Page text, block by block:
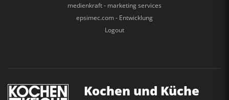
medienkraft - marketing services
epsimec.com - Entwicklung
Logout
Kochen und Küche